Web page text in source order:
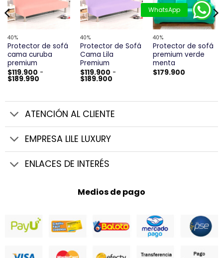
40%
Protector de sofá
cama curuba
premium
$119.900 -
$189.990Rango
$119.900
hasta
$189.990
40%
Protector de Sofá
Cama Lila
Premium
$119.900 -
$189.900Rango
$119.900
hasta
$189.900
40%
Protector de sofá
premium verde
menta
$179.900
ATENCIÓN AL CLIENTE
EMPRESA LILE LUXURY
ENLACES DE INTERÉS
Medios de pago